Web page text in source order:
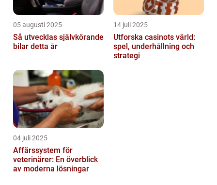
05 augusti 2025
Så utvecklas självkörande
bilar detta år
14 juli 2025
Utforska casinots värld:
spel, underhållning och
strategi
04 juli 2025
Affärssystem för
veterinärer: En överblick
av moderna lösningar